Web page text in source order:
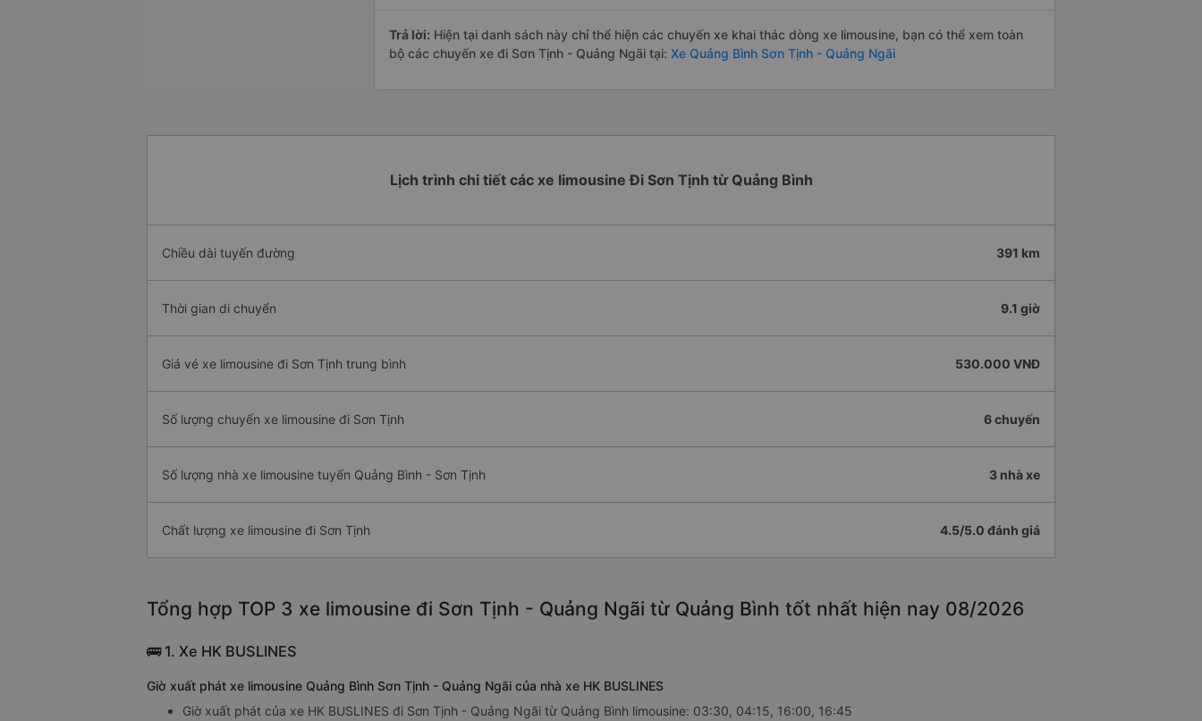
Trả lời: Hiện tại danh sách này chỉ thể hiện các chuyến xe khai thác dòng xe limousine, bạn có thể xem toàn
bộ các chuyến xe đi Sơn Tịnh - Quảng Ngãi tại: Xe Quảng Bình Sơn Tịnh - Quảng Ngãi
Lịch trình chi tiết các xe limousine Đi Sơn Tịnh từ Quảng Bình
Chiều dài tuyến đường 391 km
Thời gian di chuyển 9.1 giờ
Giá vé xe limousine đi Sơn Tịnh trung bình 530.000 VNĐ
Số lượng chuyến xe limousine đi Sơn Tịnh 6 chuyến
Số lượng nhà xe limousine tuyến Quảng Bình - Sơn Tịnh 3 nhà xe
Chất lượng xe limousine đi Sơn Tịnh 4.5/5.0 đánh giá
Tổng hợp TOP 3 xe limousine đi Sơn Tịnh - Quảng Ngãi từ Quảng Bình tốt nhất hiện nay 08/2026
🚌 1. Xe HK BUSLINES
Giờ xuất phát xe limousine Quảng Bình Sơn Tịnh - Quảng Ngãi của nhà xe HK BUSLINES
Giờ xuất phát của xe HK BUSLINES đi Sơn Tịnh - Quảng Ngãi từ Quảng Bình limousine: 03:30, 04:15, 16:00, 16:45